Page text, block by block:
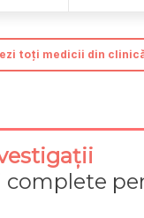
toți medicii din
complete